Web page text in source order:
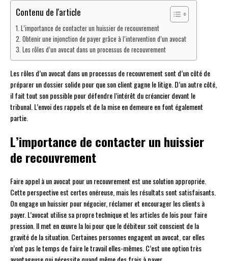
Contenu de l'article
L’importance de contacter un huissier de recouvrement
Obtenir une injonction de payer grâce à l’intervention d’un avocat
Les rôles d’un avocat dans un processus de recouvrement
Les rôles d’un avocat dans un processus de recouvrement sont d’un côté de
préparer un dossier solide pour que son client gagne le litige. D’un autre côté,
il fait tout son possible pour défendre l’intérêt du créancier devant le
tribunal. L’envoi des rappels et de la mise en demeure en font également
partie.
L’importance de contacter un huissier
de recouvrement
Faire appel à un avocat pour un recouvrement est une solution appropriée.
Cette perspective est certes onéreuse, mais les résultats sont satisfaisants.
On engage un huissier pour négocier, réclamer et encourager les clients à
payer. L’avocat utilise sa propre technique et les articles de lois pour faire
pression. Il met en œuvre la loi pour que le débiteur soit conscient de la
gravité de la situation. Certaines personnes engagent un avocat, car elles
n’ont pas le temps de faire le travail elles-mêmes. C’est une option très